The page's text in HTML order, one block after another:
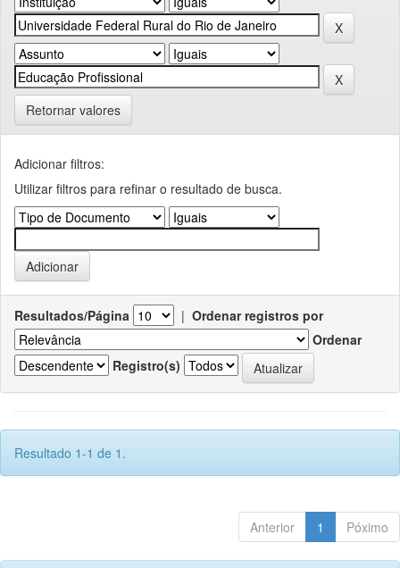
Retornar valores
Adicionar filtros:
Utilizar filtros para refinar o resultado de busca.
Resultados/Página | Ordenar registros por
Ordenar
Registro(s)
Resultado 1-1 de 1.
Anterior 1 Póximo